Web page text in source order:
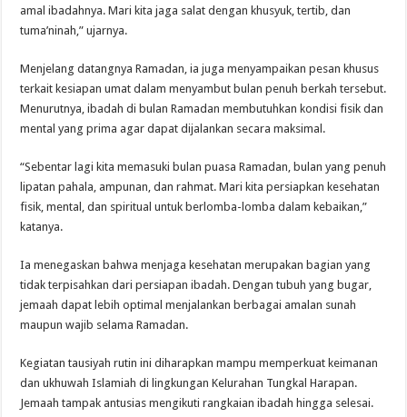
amal ibadahnya. Mari kita jaga salat dengan khusyuk, tertib, dan
tuma’ninah,” ujarnya.
Menjelang datangnya Ramadan, ia juga menyampaikan pesan khusus
terkait kesiapan umat dalam menyambut bulan penuh berkah tersebut.
Menurutnya, ibadah di bulan Ramadan membutuhkan kondisi fisik dan
mental yang prima agar dapat dijalankan secara maksimal.
“Sebentar lagi kita memasuki bulan puasa Ramadan, bulan yang penuh
lipatan pahala, ampunan, dan rahmat. Mari kita persiapkan kesehatan
fisik, mental, dan spiritual untuk berlomba-lomba dalam kebaikan,”
katanya.
Ia menegaskan bahwa menjaga kesehatan merupakan bagian yang
tidak terpisahkan dari persiapan ibadah. Dengan tubuh yang bugar,
jemaah dapat lebih optimal menjalankan berbagai amalan sunah
maupun wajib selama Ramadan.
Kegiatan tausiyah rutin ini diharapkan mampu memperkuat keimanan
dan ukhuwah Islamiah di lingkungan Kelurahan Tungkal Harapan.
Jemaah tampak antusias mengikuti rangkaian ibadah hingga selesai.